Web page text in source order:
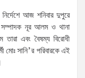
আজ শনিবার দুপুরে
সম্পাদক নূর আলম ও থানা
এবং বৈষম্য বিরোধী
মোঃ সানি’র পরিবারকে এই